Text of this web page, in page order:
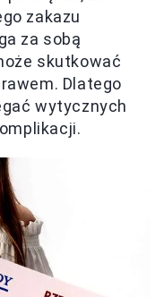
zakazu
za sobą
skutkować
Dlatego
wytycznych